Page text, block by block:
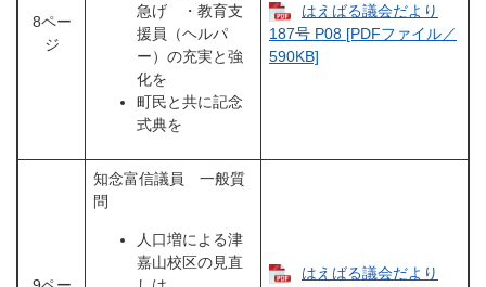
8ペー
ジ
急げ ・教育支
援員（ヘルパ
ー）の充実と強
化を
町民と共に記念
式典を
はえばる議会だより
187号 P08 [PDFファイル／
590KB]
知念富信議員 一般質
問
人口増による津
嘉山校区の見直
はえばる議会だより